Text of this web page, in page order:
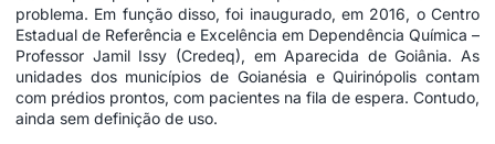
problema. Em função disso, foi inaugurado, em 2016, o Centro
Estadual de Referência e Excelência em Dependência Química –
Professor Jamil Issy (Credeq), em Aparecida de Goiânia. As
unidades dos municípios de Goianésia e Quirinópolis contam
com prédios prontos, com pacientes na fila de espera. Contudo,
ainda sem definição de uso.